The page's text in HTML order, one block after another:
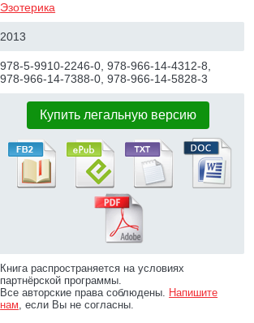
Эзотерика
2013
978-5-9910-2246-0, 978-966-14-4312-8,
978-966-14-7388-0, 978-966-14-5828-3
Купить легальную версию
Книга распространяется на условиях
партнёрской программы.
Все авторские права соблюдены. Напишите
нам, если Вы не согласны.